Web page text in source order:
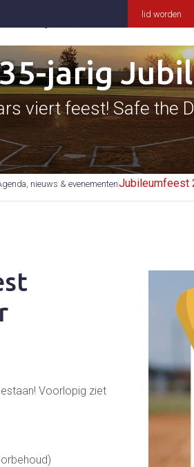
lid worden
jarig
viert feest! Safe the
nieuws & evenementenJubileumfeest
Voorlopig ziet